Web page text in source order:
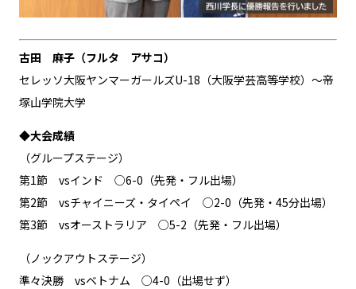
古田 麻子（フルタ アサコ）
セレッソ大阪ヤンマーガールズU-18（大阪学芸高等学校）～帝
塚山学院大学
◆大会成績
（グループステージ）
第1節 vsインド ○6-0（先発・フル出場）
第2節 vsチャイニーズ・タイペイ ○2-0（先発・45分出場）
第3節 vsオーストラリア ○5-2（先発・フル出場）
（ノックアウトステージ）
準々決勝 vsベトナム ○4-0（出場せず）